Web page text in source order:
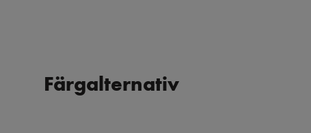
Färgalternativ